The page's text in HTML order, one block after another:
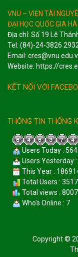
VNU – VIỆN TÀI
ĐẠI HỌC QUỐC GIA
Địa chỉ: Số 19 Lê
Tel: (84)-24-3826
Email:
Website: https://
KẾT NỐI VỚI
THÔNG TIN THỐNG
Users Today : 564
Users Yesterday
This Year :
Total Users :
Total views :
Who's Online : 7
Copyright ©